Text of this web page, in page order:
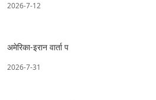
2026-7-12
अमेरिका-इरान वार्ता प
2026-7-31